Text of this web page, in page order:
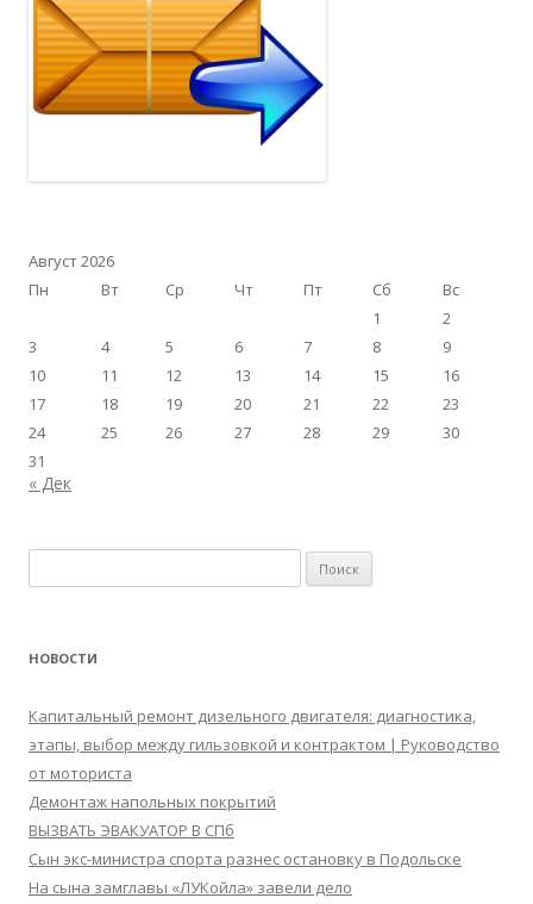
Август 2026
Пн
Вт Ср Чт Пт Сб
Вс
1
2
3
4 5 6 7 8
9
10
11 12 13 14 15
16
17
18 19 20 21 22
23
24
25 26 27 28 29
30
31
« Дек
НОВОСТИ
Капитальный ремонт дизельного двигателя: диагностика,
этапы, выбор между гильзовкой и контрактом | Руководство
от моториста
Демонтаж напольных покрытий
ВЫЗВАТЬ ЭВАКУАТОР В СПб
Сын экс-министра спорта разнес остановку в Подольске
На сына замглавы «ЛУКойла» завели дело